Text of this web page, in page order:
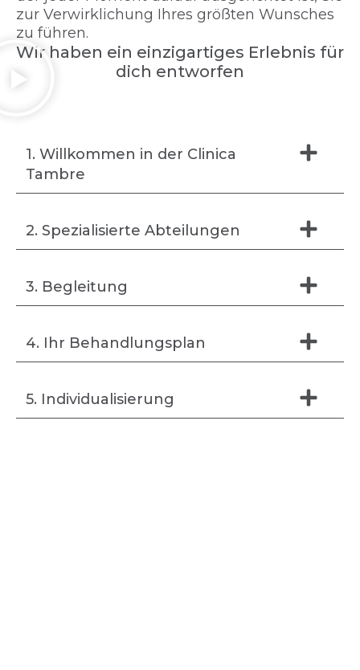
zur Verwirklichung Ihres größten Wunsches
zu führen.
Wir haben ein einzigartiges Erlebnis für
dich entworfen
1. Willkommen in der Clinica
Tambre
2. Spezialisierte Abteilungen
3. Begleitung
4. Ihr Behandlungsplan
5. Individualisierung